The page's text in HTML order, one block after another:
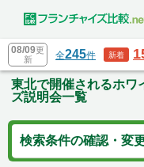
08/09更
新
全245件 新着
東北で開催されるホワ
ズ説明会一覧
検索条件の確認・変